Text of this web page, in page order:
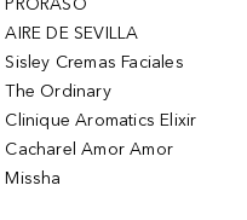
PRORASO
AIRE DE SEVILLA
Sisley Cremas Faciales
The Ordinary
Clinique Aromatics Elixir
Cacharel Amor Amor
Missha